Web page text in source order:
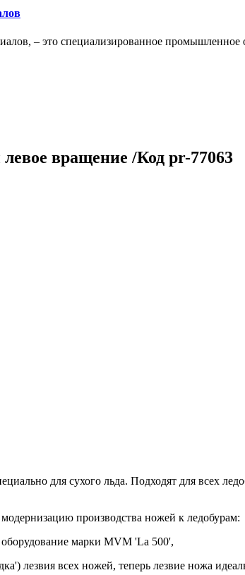
– это специализированное промышленное
вращение /Код pr-77063
для сухого льда. Подходят для всех
производства ножей к ледобурам:
марки MVM 'La 500',
лезвия всех ножей, теперь лезвие ножа